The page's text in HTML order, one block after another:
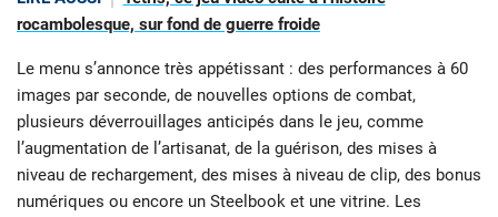
rocambolesque, sur fond de guerre froide
Le menu s’annonce très appétissant : des performances à 60
images par seconde, de nouvelles options de combat,
plusieurs déverrouillages anticipés dans le jeu, comme
l’augmentation de l’artisanat, de la guérison, des mises à
niveau de rechargement, des mises à niveau de clip, des bonus
numériques ou encore un Steelbook et une vitrine. Les